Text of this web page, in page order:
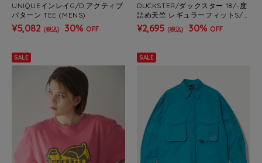
UNIQUEインレイG/D アクティブ
パターン TEE (MENS)
¥5,082 (税込) 30% OFF
DUCKSTER/ダックスター 18/-度
詰め天竺 レギュラーフィットS/S
TEE《ロゴ》(MENS)
¥2,695 (税込) 30% OFF
SALE SALE